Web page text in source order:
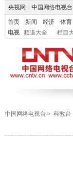
央视网 中国网络电视台
首页 新闻 经济 体育
电视
频道大全 栏目
中国网络电视台 > 科教台